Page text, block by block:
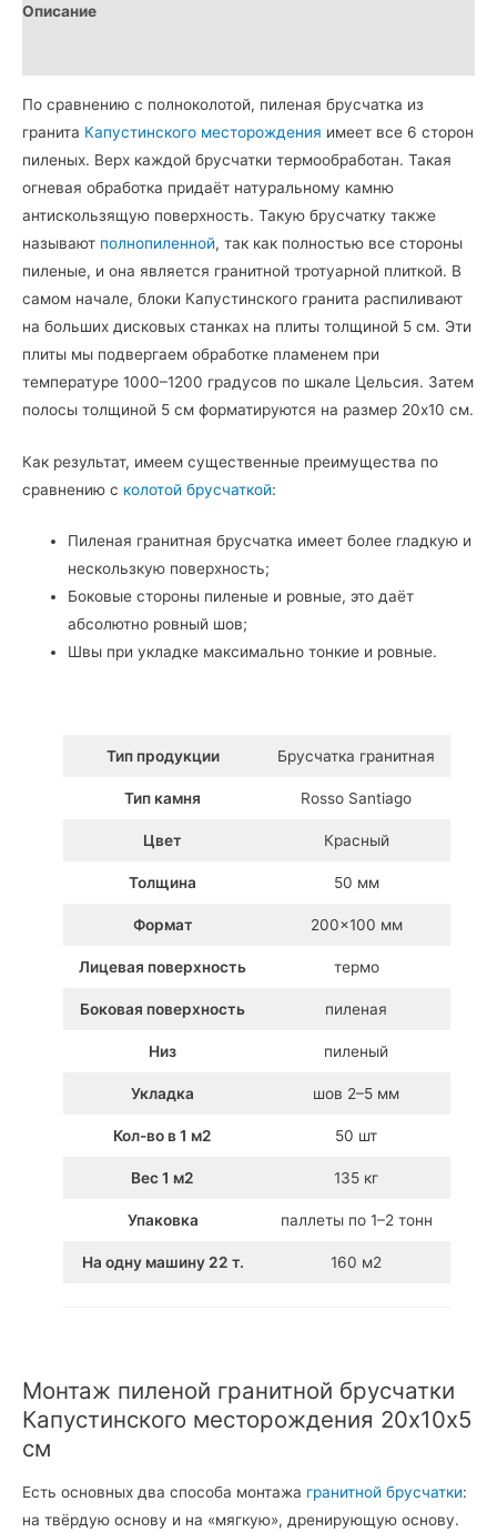
Описание
По сравнению с полноколотой, пиленая брусчатка из
гранита Капустинского месторождения имеет все 6 сторон
пиленых. Верх каждой брусчатки термообработан. Такая
огневая обработка придаёт натуральному камню
антискользящую поверхность. Такую брусчатку также
называют полнопиленной, так как полностью все стороны
пиленые, и она является гранитной тротуарной плиткой. В
самом начале, блоки Капустинского гранита распиливают
на больших дисковых станках на плиты толщиной 5 см. Эти
плиты мы подвергаем обработке пламенем при
температуре 1000–1200 градусов по шкале Цельсия. Затем
полосы толщиной 5 см форматируются на размер 20х10 см.
Как результат, имеем существенные преимущества по
сравнению с колотой брусчаткой:
Пиленая гранитная брусчатка имеет более гладкую и
нескользкую поверхность;
Боковые стороны пиленые и ровные, это даёт
абсолютно ровный шов;
Швы при укладке максимально тонкие и ровные.
Тип продукции Брусчатка гранитная
Тип камня Rosso Santiago
Цвет Красный
Толщина 50 мм
Формат 200×100 мм
Лицевая поверхность термо
Боковая поверхность пиленая
Низ пиленый
Укладка шов 2–5 мм
Кол-во в 1 м2 50 шт
Вес 1 м2 135 кг
Упаковка паллеты по 1–2 тонн
На одну машину 22 т. 160 м2
Монтаж пиленой гранитной брусчатки
Капустинского месторождения 20х10х5
см
Есть основных два способа монтажа гранитной брусчатки:
на твёрдую основу и на «мягкую», дренирующую основу.